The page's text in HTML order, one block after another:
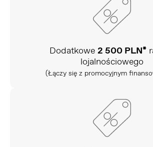
Dodatkowe 2 500 PLN*
lojalnościowego
(Łączy się z promocyjnym